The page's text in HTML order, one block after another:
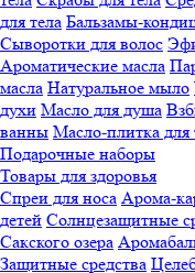
для тела Бальзамы-
Сыворотки для волос
Ароматические масла
масла Натуральное мыло
духи Масло для душа
ванны Масло-плитка для
Подарочные наборы
Товары для здоровья
Спреи для носа Арома-
детей Солнцезащитные
Cакского озера
Защитные средства